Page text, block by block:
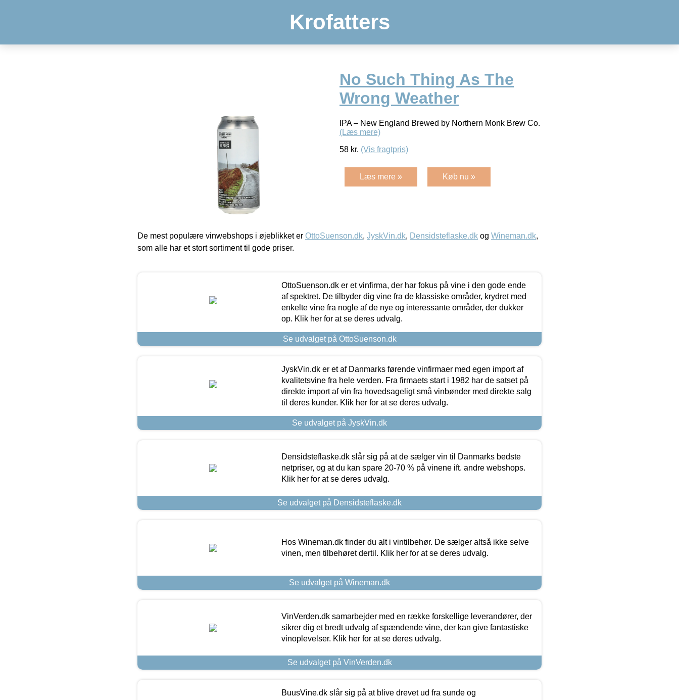
Krofatters
No Such Thing As The
Wrong Weather
IPA – New England Brewed by Northern Monk Brew Co.
(Læs mere)
58 kr. (Vis fragtpris)
Læs mere » Køb nu »
De mest populære vinwebshops i øjeblikket er OttoSuenson.dk, JyskVin.dk, Densidsteflaske.dk og Wineman.dk,
som alle har et stort sortiment til gode priser.
OttoSuenson.dk er et vinfirma, der har fokus på vine i den gode ende
af spektret. De tilbyder dig vine fra de klassiske områder, krydret med
enkelte vine fra nogle af de nye og interessante områder, der dukker
op. Klik her for at se deres udvalg.
Se udvalget på OttoSuenson.dk
JyskVin.dk er et af Danmarks førende vinfirmaer med egen import af
kvalitetsvine fra hele verden. Fra firmaets start i 1982 har de satset på
direkte import af vin fra hovedsageligt små vinbønder med direkte salg
til deres kunder. Klik her for at se deres udvalg.
Se udvalget på JyskVin.dk
Densidsteflaske.dk slår sig på at de sælger vin til Danmarks bedste
netpriser, og at du kan spare 20-70 % på vinene ift. andre webshops.
Klik her for at se deres udvalg.
Se udvalget på Densidsteflaske.dk
Hos Wineman.dk finder du alt i vintilbehør. De sælger altså ikke selve
vinen, men tilbehøret dertil. Klik her for at se deres udvalg.
Se udvalget på Wineman.dk
VinVerden.dk samarbejder med en række forskellige leverandører, der
sikrer dig et bredt udvalg af spændende vine, der kan give fantastiske
vinoplevelser. Klik her for at se deres udvalg.
Se udvalget på VinVerden.dk
BuusVine.dk slår sig på at blive drevet ud fra sunde og